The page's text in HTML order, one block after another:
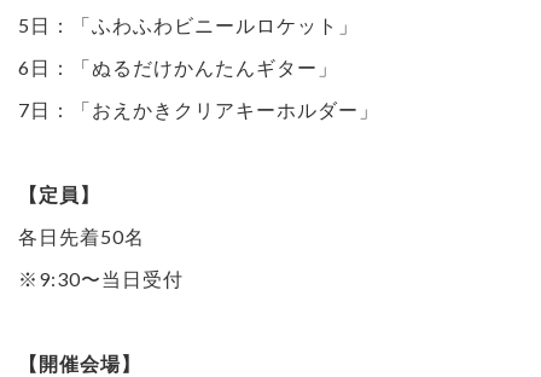
5日：「ふわふわビニールロケット」
6日：「ぬるだけかんたんギター」
7日：「おえかきクリアキーホルダー」
【定員】
各日先着50名
※9:30〜当日受付
【開催会場】